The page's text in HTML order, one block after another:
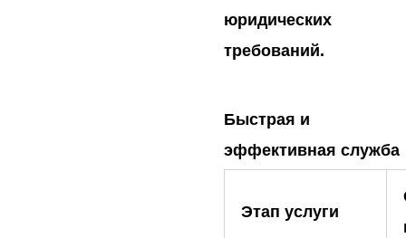
юридических
требований.
Быстрая и
эффективная служба
Этап услуги